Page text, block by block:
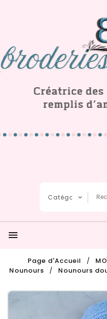

Page d'Accueil
Nounours
Nounours